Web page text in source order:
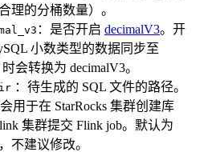
理的分桶数量）。
：是否开启 decimalV3。开
小数类型的数据同步至
时会转换为 decimalV3。
：待生成的 SQL 文件的路径。
用于在 StarRocks 集群创建库
集群提交 Flink job。默认为
，不建议修改。